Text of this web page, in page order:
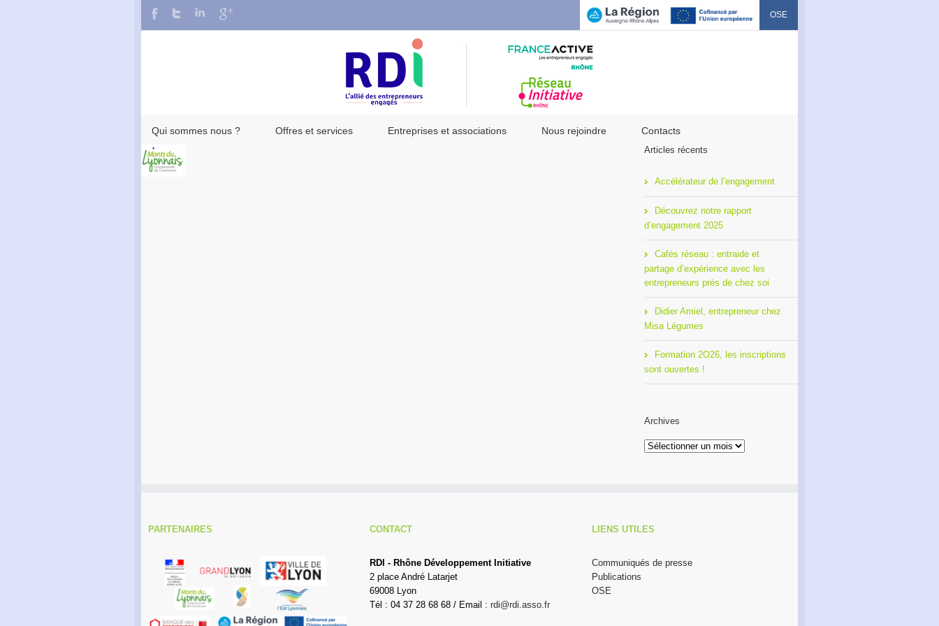
OSE
Qui sommes nous ? Offres et services Entreprises et associations Nous rejoindre Contacts
Articles récents
Accélérateur de l’engagement
Découvrez notre rapport
d’engagement 2025
Cafés réseau : entraide et
partage d’expérience avec les
entrepreneurs près de chez soi
Didier Amiel, entrepreneur chez
Misa Légumes
Formation 2O26, les inscriptions
sont ouvertes !
Archives
Archives
PARTENAIRES CONTACT
RDI - Rhône Développement Initiative
2 place André Latarjet
69008 Lyon
Tél : 04 37 28 68 68 / Email :rdi@rdi.asso.fr
LIENS UTILES
Communiqués de presse
Publications
OSE